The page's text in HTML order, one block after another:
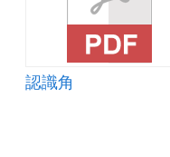
認識角